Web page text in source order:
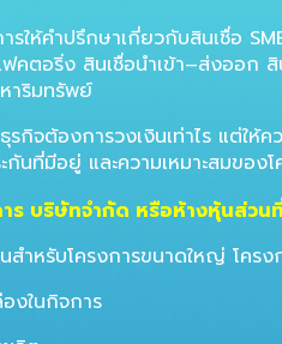
รให้คำปรึกษาเกี่ยวกับสินเชื่อ
คตอริ่ง สินเชื่อนำเข้า–ส่งออก สิ
าริมทรัพย์
รกิจต้องการวงเงินเท่าไร แต่ใ
นที่มีอยู่ และความเหมาะสมของโ
าร บริษัทจำกัด หรือห้างหุ้นส่ว
สำหรับโครงการขนาดใหญ่ โคร
งในกิจการ